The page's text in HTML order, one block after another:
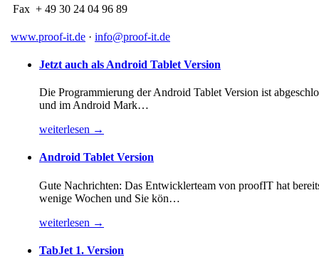
Fax + 49 30 24 04 96 89
www.proof-it.de · info@proof-it.de
Jetzt auch als Android Tablet Version
Die Programmierung der Android Tablet Version ist
und im Android Mark…
weiterlesen →
Android Tablet Version
Gute Nachrichten: Das Entwicklerteam von proofIT hat
wenige Wochen und Sie kön…
weiterlesen →
TabJet 1. Version